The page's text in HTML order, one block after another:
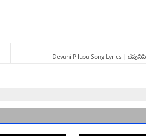
Devuni Pilupu Song Lyrics |